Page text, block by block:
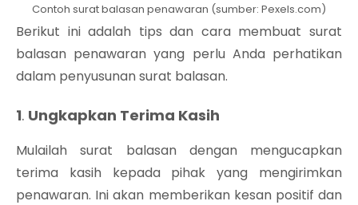
Contoh surat balasan penawaran (sumber: Pexels.com)
Berikut ini adalah tips dan cara membuat surat
balasan penawaran yang perlu Anda perhatikan
dalam penyusunan surat balasan.
1. Ungkapkan Terima Kasih
Mulailah surat balasan dengan mengucapkan
terima kasih kepada pihak yang mengirimkan
penawaran. Ini akan memberikan kesan positif dan